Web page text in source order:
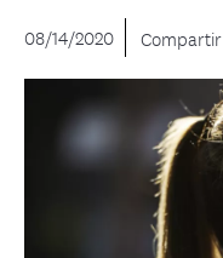
08/14/2020
Compartir